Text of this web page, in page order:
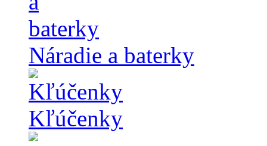
Náradie a baterky
Kľúčenky